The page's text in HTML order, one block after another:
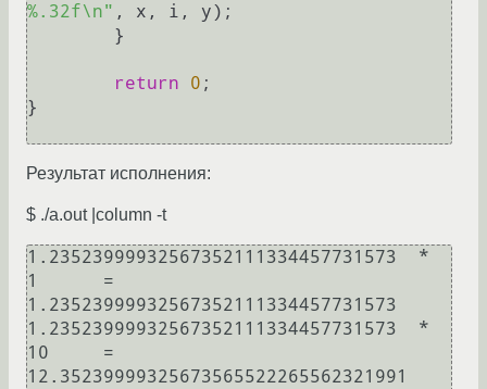
%.32f\n" , x, i, y);
return 0 ;
}
Результат исполнения:
$ ./a.out |column -t
1.23523999932567352111334457731573  *
1      =
1.23523999932567352111334457731573
1.23523999932567352111334457731573  *
10     =
12.35239999325673565522265562321991